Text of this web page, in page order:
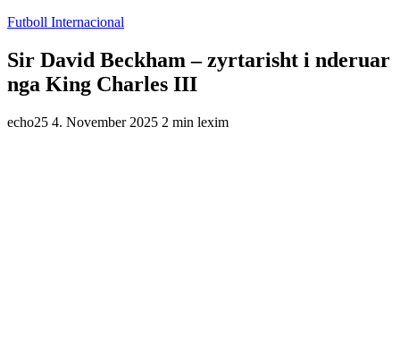
Futboll Internacional
Sir David Beckham – zyrtarisht i nderuar
nga King Charles III
echo25 4. November 2025 2 min lexim